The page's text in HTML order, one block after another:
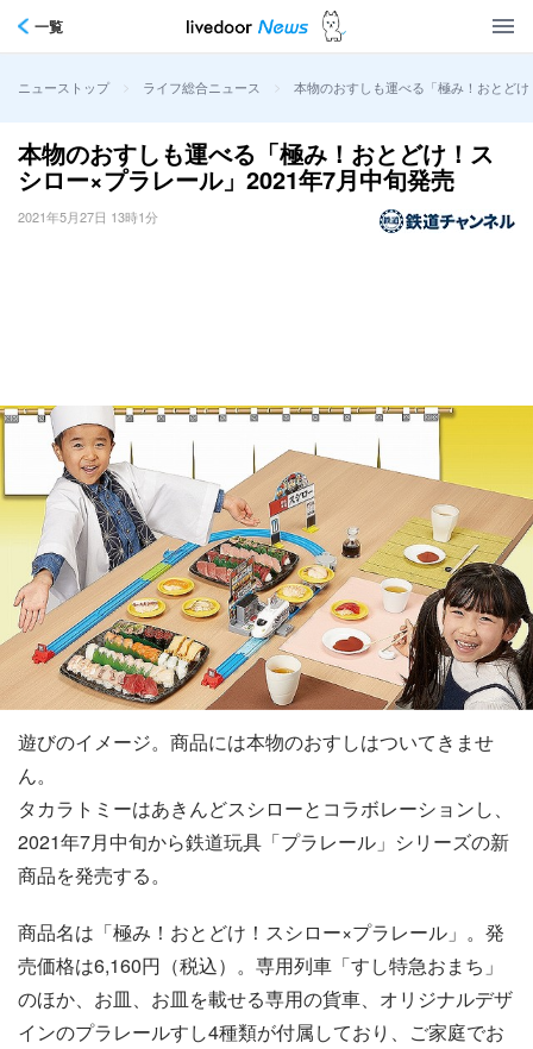
一覧
ニューストップ > ライフ総合ニュース > 本物のおすしも運べる「極み！おとど
本物のおすしも運べる「極み！おとどけ！ス
シロー×プラレール」2021年7月中旬発売
2021年5月27日 13時1分
遊びのイメージ。商品には本物のおすしはついてきませ
ん。
タカラトミーはあきんどスシローとコラボレーションし、
2021年7月中旬から鉄道玩具「プラレール」シリーズの新
商品を発売する。
商品名は「極み！おとどけ！スシロー×プラレール」。発
売価格は6,160円（税込）。専用列車「すし特急おまち」
のほか、お皿、お皿を載せる専用の貨車、オリジナルデザ
インのプラレールすし4種類が付属しており、ご家庭でお